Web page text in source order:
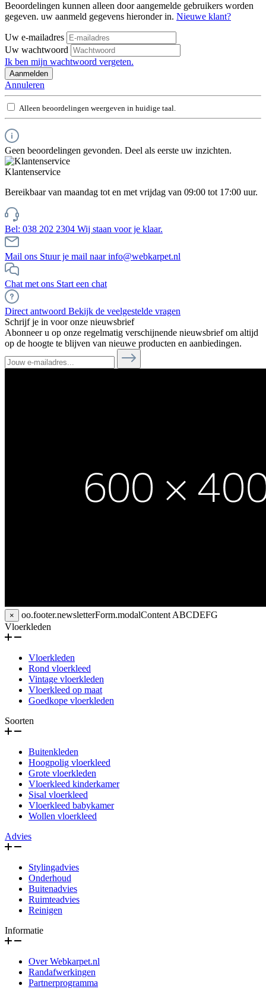
Beoordelingen kunnen alleen door aangemelde gebruikers worden
gegeven. uw aanmeld gegevens hieronder in. Nieuwe klant?
Uw e-mailadres
Uw wachtwoord
Ik ben mijn wachtwoord vergeten.
Aanmelden
Annuleren
Alleen beoordelingen weergeven in huidige taal.
Geen beoordelingen gevonden. Deel als eerste uw inzichten.
Klantenservice
Bereikbaar van maandag tot en met vrijdag van 09:00 tot 17:00 uur.
Bel: 038 202 2304 Wij staan voor je klaar.
Mail ons Stuur je mail naar info@webkarpet.nl
Chat met ons Start een chat
Direct antwoord Bekijk de veelgestelde vragen
Schrijf je in voor onze nieuwsbrief
Abonneer u op onze regelmatig verschijnende nieuwsbrief om altijd
op de hoogte te blijven van nieuwe producten en aanbiedingen.
× oo.footer.newsletterForm.modalContent ABCDEFG
Vloerkleden
Vloerkleden
Rond vloerkleed
Vintage vloerkleden
Vloerkleed op maat
Goedkope vloerkleden
Soorten
Buitenkleden
Hoogpolig vloerkleed
Grote vloerkleden
Vloerkleed kinderkamer
Sisal vloerkleed
Vloerkleed babykamer
Wollen vloerkleed
Advies
Stylingadvies
Onderhoud
Buitenadvies
Ruimteadvies
Reinigen
Informatie
Over Webkarpet.nl
Randafwerkingen
Partnerprogramma